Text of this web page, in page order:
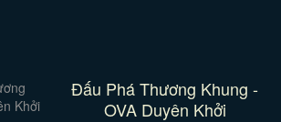
Đấu Phá Thương Khung -
OVA Duyên Khởi